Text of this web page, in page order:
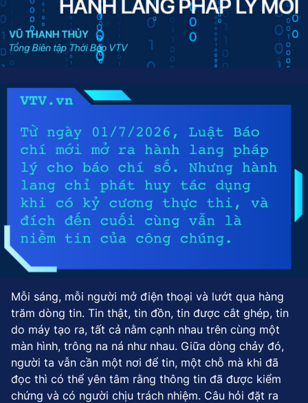
Mỗi sáng, mỗi người mở điện thoại và lướt qua hàng
trăm dòng tin. Tin thật, tin đồn, tin được cắt ghép, tin
do máy tạo ra, tất cả nằm cạnh nhau trên cùng một
màn hình, trông na ná như nhau. Giữa dòng chảy đó,
người ta vẫn cần một nơi để tin, một chỗ mà khi đã
đọc thì có thể yên tâm rằng thông tin đã được kiểm
chứng và có người chịu trách nhiệm. Câu hỏi đặt ra